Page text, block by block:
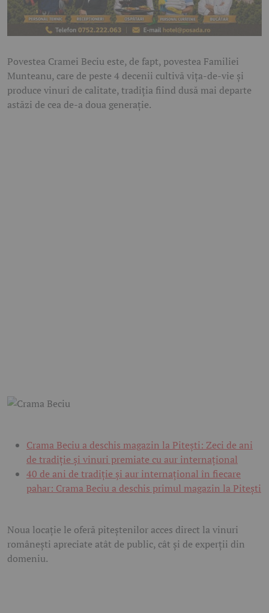
Povestea Cramei Beciu este, de fapt, povestea Familiei
Munteanu, care de peste 4 decenii cultivă vița-de-vie și
produce vinuri de calitate, tradiția fiind dusă mai departe
astăzi de cea de-a doua generație.
Crama Beciu a deschis magazin la Pitești: Zeci de ani
de tradiție și vinuri premiate cu aur internațional
40 de ani de tradiție și aur internațional în fiecare
pahar: Crama Beciu a deschis primul magazin la Pitești
Noua locație le oferă piteștenilor acces direct la vinuri
românești apreciate atât de public, cât și de experții din
domeniu.